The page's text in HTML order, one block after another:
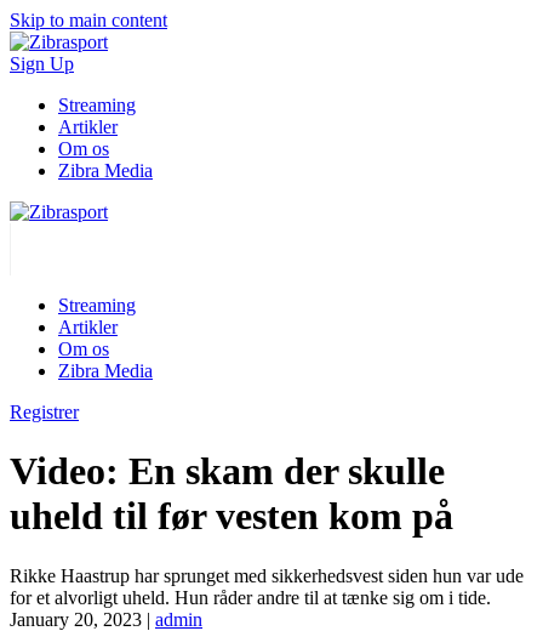
Skip to main content
Sign Up
Streaming
Artikler
Om os
Zibra Media
Streaming
Artikler
Om os
Zibra Media
Registrer
Video: En skam der skulle
uheld til før vesten kom på
Rikke Haastrup har sprunget med sikkerhedsvest siden hun var ude
for et alvorligt uheld. Hun råder andre til at tænke sig om i tide.
January 20, 2023 | admin